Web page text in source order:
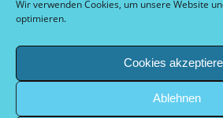
Wir verwenden Cookies, um unsere Website
optimieren.
Cookies
Ablehnen
Kategorien